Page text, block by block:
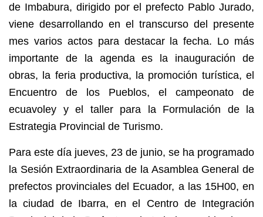
de Imbabura, dirigido por el prefecto Pablo Jurado,
viene desarrollando en el transcurso del presente
mes varios actos para destacar la fecha. Lo más
importante de la agenda es la inauguración de
obras, la feria productiva, la promoción turística, el
Encuentro de los Pueblos, el campeonato de
ecuavoley y el taller para la Formulación de la
Estrategia Provincial de Turismo.
Para este día jueves, 23 de junio, se ha programado
la Sesión Extraordinaria de la Asamblea General de
prefectos provinciales del Ecuador, a las 15H00, en
la ciudad de Ibarra, en el Centro de Integración